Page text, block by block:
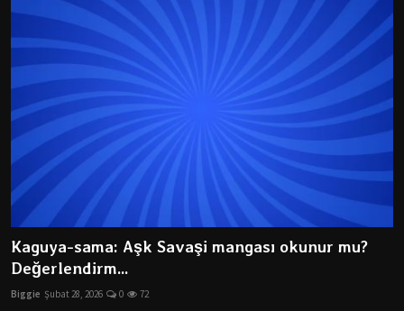
Kaguya-sama: Aşk Savaşi mangası okunur mu?
Değerlendirm...
Biggie Şubat 28, 2026 0 72